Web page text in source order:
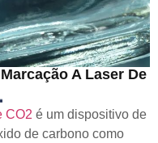
A Laser De
CO2 é um dispositivo de
de carbono como